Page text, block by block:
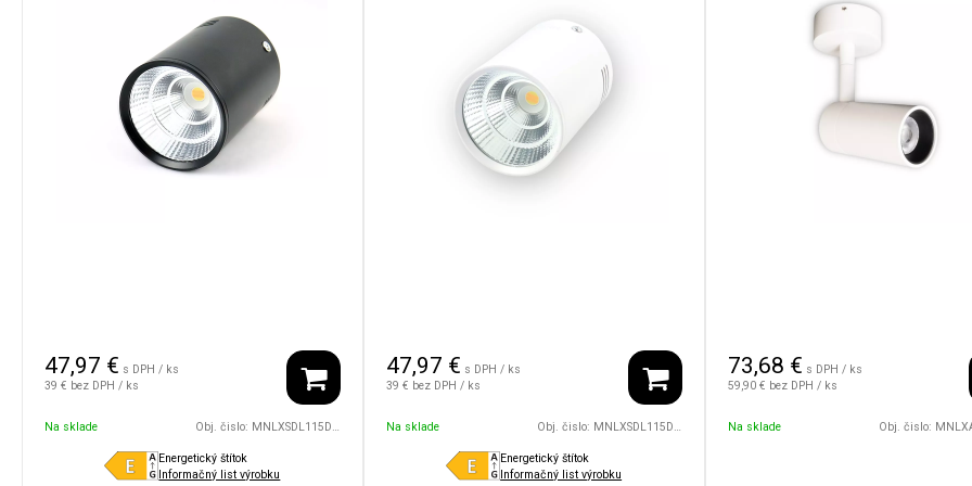
47,97 € s DPH / ks
39 € bez DPH / ks
Na sklade Obj. čislo: MNLXSDL115D75/8W/24V/30D/1800/4500/BK
Energetický štítok
Informačný list výrobku
47,97 € s DPH / ks
39 € bez DPH / ks
Na sklade Obj. čislo: MNLXSDL115D75/8W/24V/30D/1800/4500/WH
Energetický štítok
Informačný list výrobku
73,68 € s DPH / ks
59,90 € bez DPH / ks
Na sklade Obj. čislo: MNLXASLD43/